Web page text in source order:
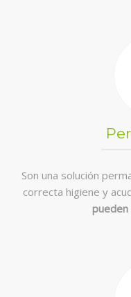
Son una solución
correcta higiene y